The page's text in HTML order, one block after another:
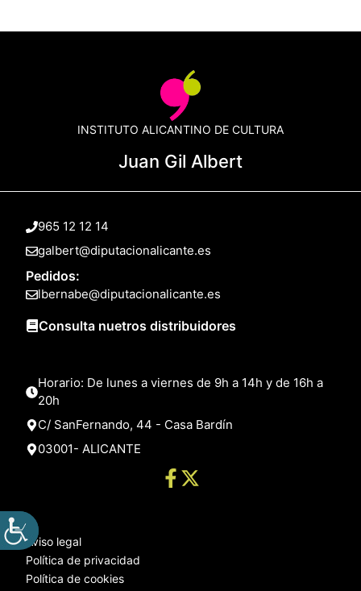
INSTITUTO ALICANTINO DE CULTURA
Juan Gil Albert
965 12 12 14
galbert@diputacionalicante.es
Pedidos:
lbernabe@diputacionalicante.es
Consulta nuetros distribuidores
Horario: De lunes a viernes de 9h a 14h y de 16h a
20h
C/ SanFernando, 44 - Casa Bardín
03001- ALICANTE
Aviso legal
Política de privacidad
Política de cookies